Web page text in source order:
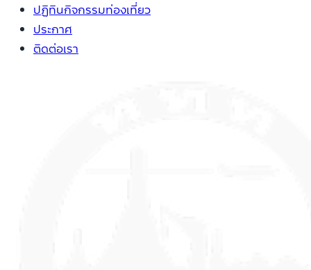
ปฏิทินกิจกรรมท่องเที่ยว
ประกาศ
ติดต่อเรา